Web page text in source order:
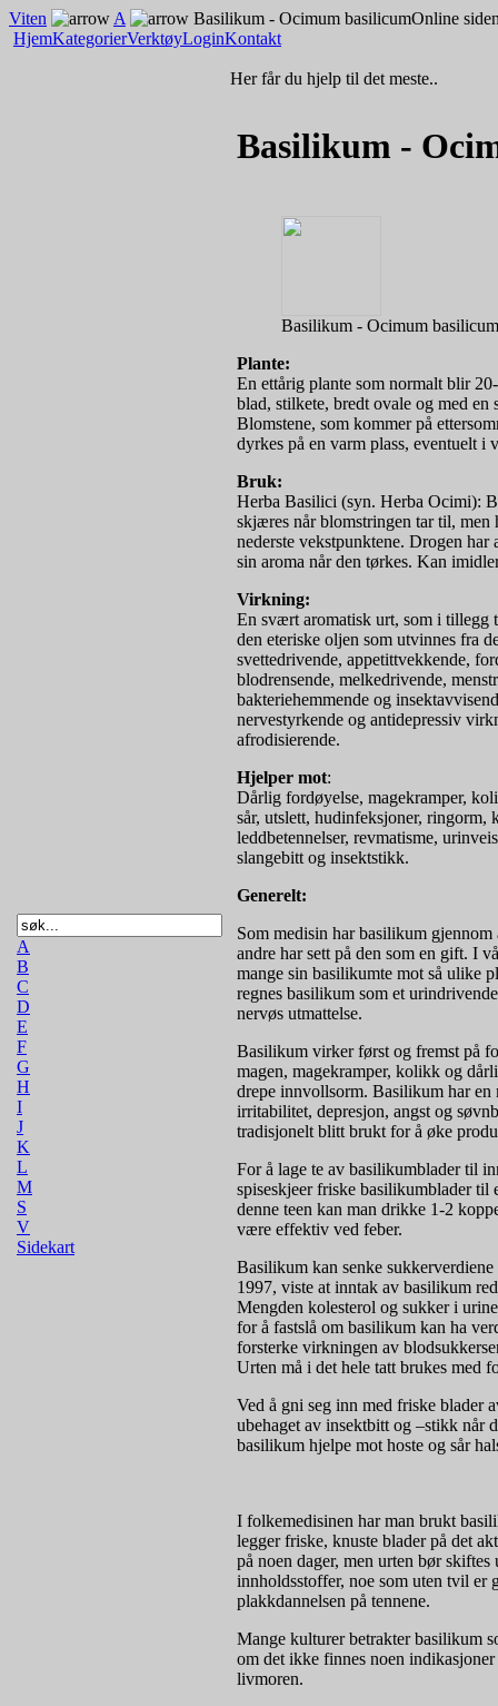
Viten A Basilikum - Ocimum basilicumOnline
HjemKategorierVerktøyLoginKontakt
A
B
C
D
E
F
G
H
I
J
K
L
M
S
V
Sidekart
Her får du hjelp til det meste..
Basilikum -
Basilikum - Ocimum basilicum
Plante:
En ettårig plante som normalt blir
blad, stilkete, bredt ovale og med
Blomstene, som kommer på
dyrkes på en varm plass, eventuelt i
Bruk:
Herba Basilici (syn. Herba Ocimi):
skjæres når blomstringen tar til, men
nederste vekstpunktene. Drogen
sin aroma når den tørkes. Kan
Virkning:
En svært aromatisk urt, som i tillegg
den eteriske oljen som utvinnes fra
svettedrivende, appetittvekkende,
blodrensende, melkedrivende,
bakteriehemmende og
nervestyrkende og antidepressiv
afrodisierende.
Hjelper mot:
Dårlig fordøyelse, magekramper,
sår, utslett, hudinfeksjoner, ringorm,
leddbetennelser, revmatisme,
slangebitt og insektstikk.
Generelt:
Som medisin har basilikum
andre har sett på den som en gift. I
mange sin basilikumte mot så ulike
regnes basilikum som et
nervøs utmattelse.
Basilikum virker først og fremst på
magen, magekramper, kolikk og
drepe innvollsorm. Basilikum har
irritabilitet, depresjon, angst og
tradisjonelt blitt brukt for å øke
For å lage te av basilikumblader til
spiseskjeer friske basilikumblader
denne teen kan man drikke 1-2
være effektiv ved feber.
Basilikum kan senke
1997, viste at inntak av basilikum
Mengden kolesterol og sukker i
for å fastslå om basilikum kan ha
forsterke virkningen av
Urten må i det hele tatt brukes med
Ved å gni seg inn med friske blader
ubehaget av insektbitt og –stikk når
basilikum hjelpe mot hoste og sår
I folkemedisinen har man brukt
legger friske, knuste blader på det
på noen dager, men urten bør
innholdsstoffer, noe som uten tvil er
plakkdannelsen på tennene.
Mange kulturer betrakter basilikum
om det ikke finnes noen
livmoren.